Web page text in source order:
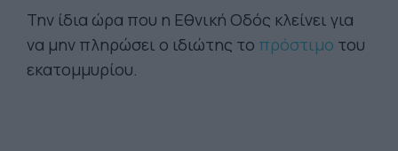
Την ίδια ώρα που η Εθνική Οδός κλείνει για
να μην πληρώσει ο ιδιώτης το πρόστιμο του
εκατομμυρίου.